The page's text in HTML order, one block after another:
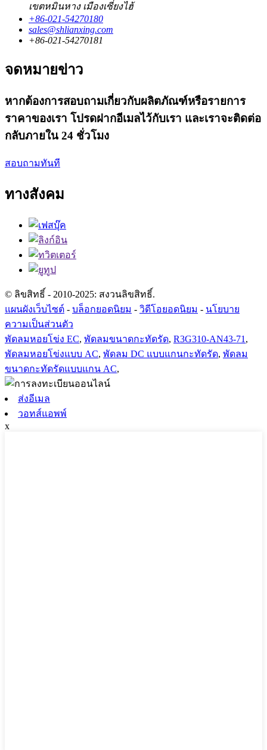
เขตหมินหาง เมืองเซี่ยงไฮ้
+86-021-54270180
sales@shlianxing.com
+86-021-54270181
จดหมายข่าว
หากต้องการสอบถามเกี่ยวกับผลิตภัณฑ์หรือรายการ
ราคาของเรา โปรดฝากอีเมลไว้กับเรา และเราจะติดต่อ
กลับภายใน 24 ชั่วโมง
สอบถามทันที
ทางสังคม
© ลิขสิทธิ์ - 2010-2025: สงวนลิขสิทธิ์.
แผนผังเว็บไซต์ - บล็อกยอดนิยม - วิดีโอยอดนิยม - นโยบาย
ความเป็นส่วนตัว
พัดลมหอยโข่ง EC, พัดลมขนาดกะทัดรัด, R3G310-AN43-71 ,
พัดลมหอยโข่งแบบ AC, พัดลม DC แบบแกนกะทัดรัด, พัดลม
ขนาดกะทัดรัดแบบแกน AC,
ส่งอีเมล
วอทส์แอพพ์
x